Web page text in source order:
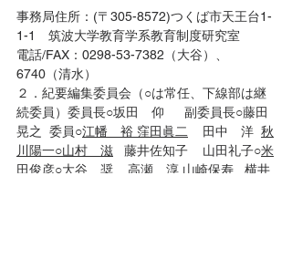
事務局住所：(〒305-8572)つくば市天王台1-
1-1　筑波大学教育学系教育制度研究室
電話/FAX：0298-53-7382（大谷）、
6740（清水）
２．紀要編集委員会（○は常任、下線部は継
続委員）委員長○坂田　仰　  副委員長○藤田
晃之  委員○江幡　裕 窪田眞二 田中　洋 秋
川陽一○山村　滋 藤井佐知子    山田礼子○米
田俊彦○大谷　奨    高瀬　淳 山崎保寿 横井